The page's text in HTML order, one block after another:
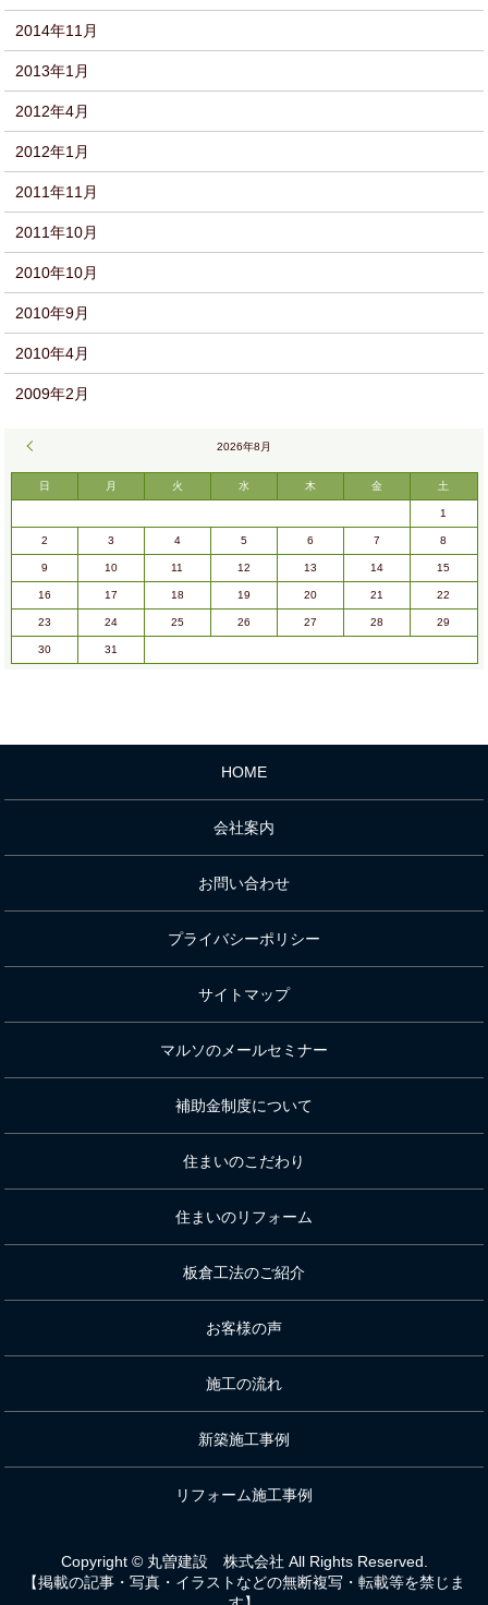
2014年11月
2013年1月
2012年4月
2012年1月
2011年11月
2011年10月
2010年10月
2010年9月
2010年4月
2009年2月
2026年8月
日 月 火 水 木 金 土
1
2 3 4 5 6 7 8
9 10 11 12 13 14 15
16 17 18 19 20 21 22
23 24 25 26 27 28 29
30 31
HOME
会社案内
お問い合わせ
プライバシーポリシー
サイトマップ
マルソのメールセミナー
補助金制度について
住まいのこだわり
住まいのリフォーム
板倉工法のご紹介
お客様の声
施工の流れ
新築施工事例
リフォーム施工事例
Copyright © 丸曽建設 株式会社 All Rights Reserved.
【掲載の記事・写真・イラストなどの無断複写・転載等を禁じま